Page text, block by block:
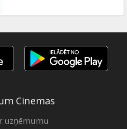
Cinemas
uzņēmumu